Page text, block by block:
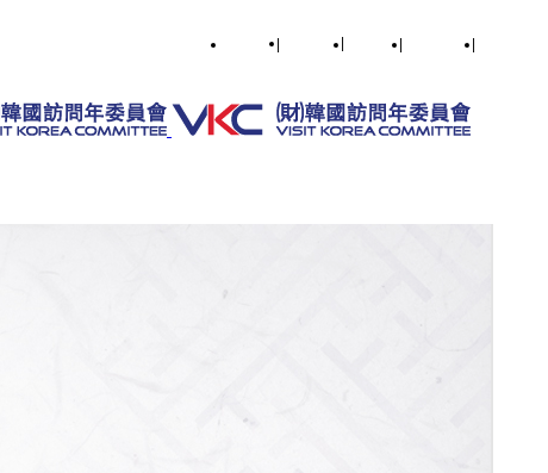
한국어 English 日本語 简体中文